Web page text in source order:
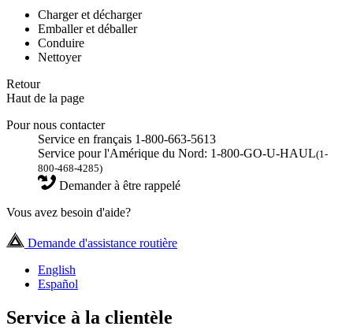
Charger et décharger
Emballer et déballer
Conduire
Nettoyer
Retour
Haut de la page
Pour nous contacter
Service en français 1-800-663-5613
Service pour l'Amérique du Nord: 1-800-GO-U-HAUL(1-
800-468-4285)
Demander à être rappelé
Vous avez besoin d'aide?
Demande d'assistance routière
English
Español
Service à la clientèle